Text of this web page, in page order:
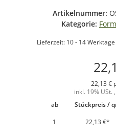
Artikelnummer:
Kategorie:
Lieferzeit: 10 - 14 Werktage
22,13 €
inkl. 19% USt.
ab
Stückpreis /
1
22,13 €*